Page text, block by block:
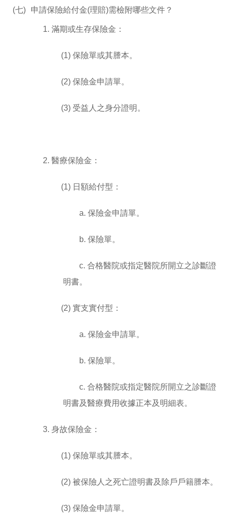
(七) 申請保險給付金(理賠)需檢附哪些文件？
1. 滿期或生存保險金：
(1) 保險單或其謄本。
(2) 保險金申請單。
(3) 受益人之身分證明。
2. 醫療保險金：
(1) 日額給付型：
a. 保險金申請單。
b. 保險單。
c. 合格醫院或指定醫院所開立之診斷證
明書。
(2) 實支實付型：
a. 保險金申請單。
b. 保險單。
c. 合格醫院或指定醫院所開立之診斷證
明書及醫療費用收據正本及明細表。
3. 身故保險金：
(1) 保險單或其謄本。
(2) 被保險人之死亡證明書及除戶戶籍謄本。
(3) 保險金申請單。